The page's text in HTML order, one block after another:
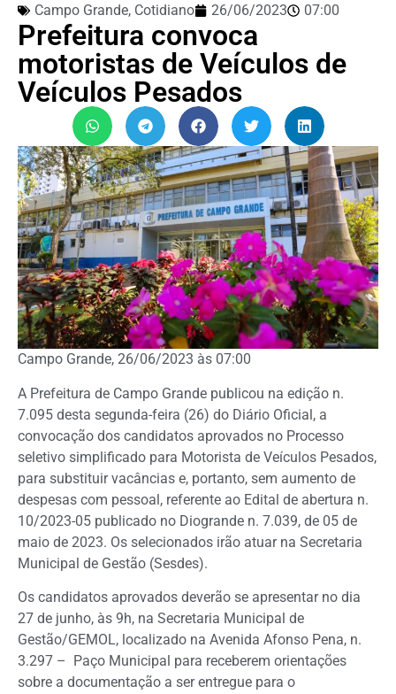
Campo Grande, Cotidiano 26/06/2023 07:00
Prefeitura convoca
motoristas de Veículos de
Veículos Pesados
Campo Grande, 26/06/2023 às 07:00
A Prefeitura de Campo Grande publicou na edição n.
7.095 desta segunda-feira (26) do Diário Oficial, a
convocação dos candidatos aprovados no Processo
seletivo simplificado para Motorista de Veículos Pesados,
para substituir vacâncias e, portanto, sem aumento de
despesas com pessoal, referente ao Edital de abertura n.
10/2023-05 publicado no Diogrande n. 7.039, de 05 de
maio de 2023. Os selecionados irão atuar na Secretaria
Municipal de Gestão (Sesdes).
Os candidatos aprovados deverão se apresentar no dia
27 de junho, às 9h, na Secretaria Municipal de
Gestão/GEMOL, localizado na Avenida Afonso Pena, n.
3.297 – Paço Municipal para receberem orientações
sobre a documentação a ser entregue para o